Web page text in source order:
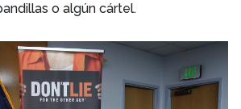
o algún cártel.